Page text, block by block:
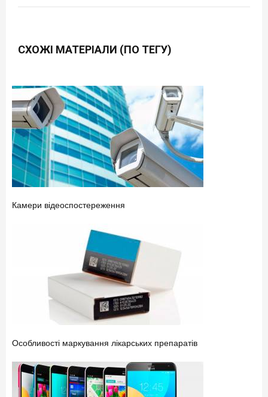
СХОЖІ МАТЕРІАЛИ (ПО ТЕГУ)
Камери відеоспостереження
Особливості маркування лікарських препаратів